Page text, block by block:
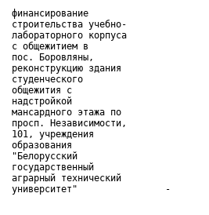
  финансирование
  строительства учебно-
  лабораторного корпуса
  с общежитием в
  пос. Боровляны,
  реконструкцию здания
  студенческого
  общежития с
  надстройкой
  мансардного этажа по
  просп. Независимости,
  101, учреждения
  образования
  "Белорусский
  государственный
  аграрный технический